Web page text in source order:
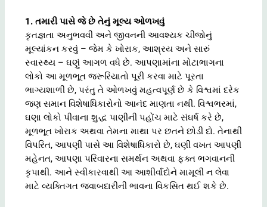
1. તમારી પાસે જે છે તેનું મૂલ્ય ઓળખવું
કૃતજ્ઞતા અનુભવવી અને જીવનની આવશ્યક ચીજોનું
મૂલ્યાંકન કરવું – જેમ કે ખોરાક, આશ્રય અને સારું
સ્વાસ્થ્ય – ઘણું આગળ વધે છે. આપણામાંના મોટાભાગના
લોકો આ મૂળભૂત જરૂરિયાતો પૂરી કરવા માટે પૂરતા
ભાગ્યશાળી છે, પરંતુ તે ઓળખવું મહત્વપૂર્ણ છે કે વિશ્વમાં દરેક
જણ સમાન વિશેષાધિકારોનો આનંદ માણતા નથી. વિશ્વભરમાં,
ઘણા લોકો પીવાના શુદ્ધ પાણીની પહોંચ માટે સંઘર્ષ કરે છે,
મૂળભૂત ખોરાક અથવા તેમના માથા પર છતને છોડી દો. તેનાથી
વિપરિત, આપણી પાસે આ વિશેષાધિકારો છે, ઘણી વખત આપણી
મહેનત, આપણા પરિવારના સમર્થન અથવા ફક્ત ભગવાનની
કૃપાથી. આને સ્વીકારવાથી આ આશીર્વાદોને મામૂલી ન લેવા
માટે વ્યક્તિગત જવાબદારીની ભાવના વિકસિત થઈ શકે છે.